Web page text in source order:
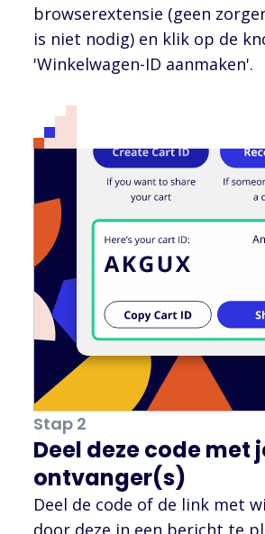
browserextensie (geen
is niet nodig) en klik op de
'Winkelwagen-ID aanmaken'.
Stap 2
Deel deze code met
ontvanger(s)
Deel de code of de link met
door deze in een bericht te